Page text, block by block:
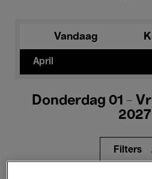
Vandaag
April
Donderdag 01 -
2027
Filters